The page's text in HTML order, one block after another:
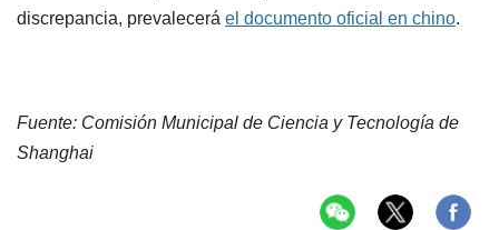
discrepancia, prevalecerá el documento oficial en chino.
Fuente: Comisión Municipal de Ciencia y Tecnología de
Shanghai